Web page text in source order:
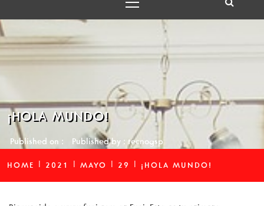
¡HOLA MUNDO!
Published on : Published by : tecnogsp
HOME 2021 MAYO 29 ¡HOLA MUNDO!